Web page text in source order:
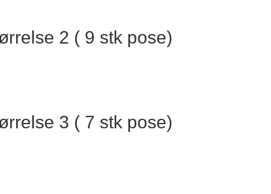
2 ( 9 stk pose)
3 ( 7 stk pose)